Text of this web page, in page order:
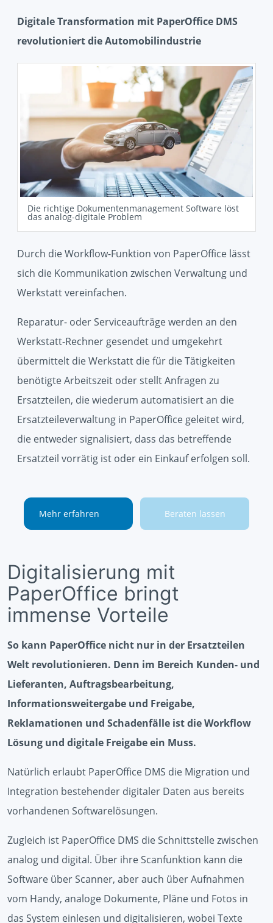
Digitale Transformation mit PaperOffice DMS
revolutioniert die Automobilindustrie
Die richtige Dokumentenmanagement Software löst
das analog-digitale Problem
Durch die Workflow-Funktion von PaperOffice lässt
sich die Kommunikation zwischen Verwaltung und
Werkstatt vereinfachen.
Reparatur- oder Serviceaufträge werden an den
Werkstatt-Rechner gesendet und umgekehrt
übermittelt die Werkstatt die für die Tätigkeiten
benötigte Arbeitszeit oder stellt Anfragen zu
Ersatzteilen, die wiederum automatisiert an die
Ersatzteileverwaltung in PaperOffice geleitet wird,
die entweder signalisiert, dass das betreffende
Ersatzteil vorrätig ist oder ein Einkauf erfolgen soll.
Mehr erfahren Beraten lassen
Digitalisierung mit
PaperOffice bringt
immense Vorteile
So kann PaperOffice nicht nur in der Ersatzteilen
Welt revolutionieren. Denn im Bereich Kunden- und
Lieferanten, Auftragsbearbeitung,
Informationsweitergabe und Freigabe,
Reklamationen und Schadenfälle ist die Workflow
Lösung und digitale Freigabe ein Muss.
Natürlich erlaubt PaperOffice DMS die Migration und
Integration bestehender digitaler Daten aus bereits
vorhandenen Softwarelösungen.
Zugleich ist PaperOffice DMS die Schnittstelle zwischen
analog und digital. Über ihre Scanfunktion kann die
Software über Scanner, aber auch über Aufnahmen
vom Handy, analoge Dokumente, Pläne und Fotos in
das System einlesen und digitalisieren, wobei Texte